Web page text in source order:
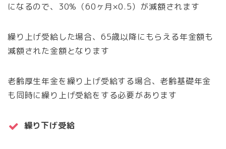
になるので、30%（60ヶ月×0.5）が減額されます
繰り上げ受給した場合、65歳以降にもらえる年金額も
減額された金額となります
老齢厚生年金を繰り上げ受給する場合、老齢基礎年金
も同時に繰り上げ受給をする必要があります
繰り下げ受給